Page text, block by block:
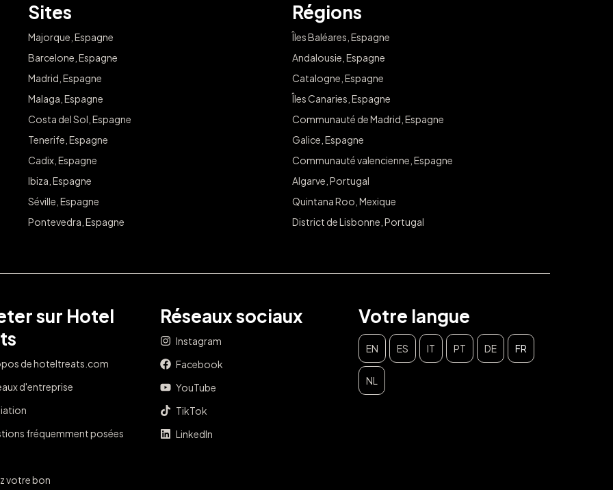
Sites
Majorque, Espagne
Barcelone, Espagne
Madrid, Espagne
Malaga, Espagne
Costa del Sol, Espagne
Tenerife, Espagne
Cadix, Espagne
Ibiza, Espagne
Séville, Espagne
Pontevedra, Espagne
Régions
Îles Baléares, Espagne
Andalousie, Espagne
Catalogne, Espagne
Îles Canaries, Espagne
Communauté de Madrid, Espagne
Galice, Espagne
Communauté valencienne, Espagne
Algarve, Portugal
Quintana Roo, Mexique
District de Lisbonne, Portugal
sur Hotel
de hoteltreats.com
d'entreprise
fréquemment posées
votre bon
Réseaux sociaux
Instagram
Facebook
YouTube
TikTok
LinkedIn
Votre langue
EN ES IT PT DE FR
NL